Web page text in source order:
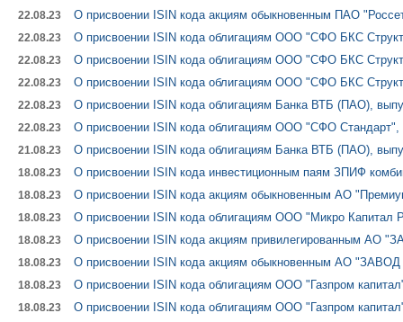
22.08.23 О присвоении ISIN кода акциям обыкновенным ПАО
22.08.23 О присвоении ISIN кода облигациям ООО "СФО БКС
22.08.23 О присвоении ISIN кода облигациям ООО "СФО БКС
22.08.23 О присвоении ISIN кода облигациям ООО "СФО БКС
22.08.23 О присвоении ISIN кода облигациям Банка ВТБ (ПАО),
22.08.23 О присвоении ISIN кода облигациям ООО "СФО Стандарт",
21.08.23 О присвоении ISIN кода облигациям Банка ВТБ (ПАО),
18.08.23 О присвоении ISIN кода инвестиционным паям ЗПИФ
18.08.23 О присвоении ISIN кода акциям обыкновенным АО
18.08.23 О присвоении ISIN кода облигациям ООО "Микро Капитал
18.08.23 О присвоении ISIN кода акциям привилегированным АО
18.08.23 О присвоении ISIN кода акциям обыкновенным АО
18.08.23 О присвоении ISIN кода облигациям ООО "Газпром
18.08.23 О присвоении ISIN кода облигациям ООО "Газпром